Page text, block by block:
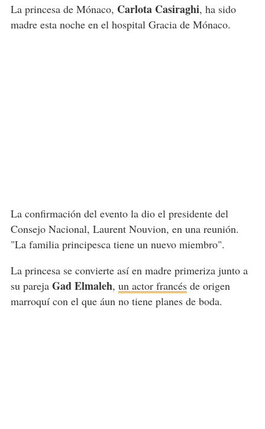
La princesa de Mónaco, Carlota Casiraghi, ha sido
madre esta noche en el hospital Gracia de Mónaco.
La confirmación del evento la dio el presidente del
Consejo Nacional, Laurent Nouvion, en una reunión.
"La familia principesca tiene un nuevo miembro".
La princesa se convierte así en madre primeriza junto a
su pareja Gad Elmaleh, un actor francésde origen
marroquí con el que áun no tiene planes de boda.